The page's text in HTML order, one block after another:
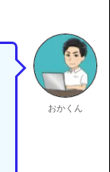
おかくん